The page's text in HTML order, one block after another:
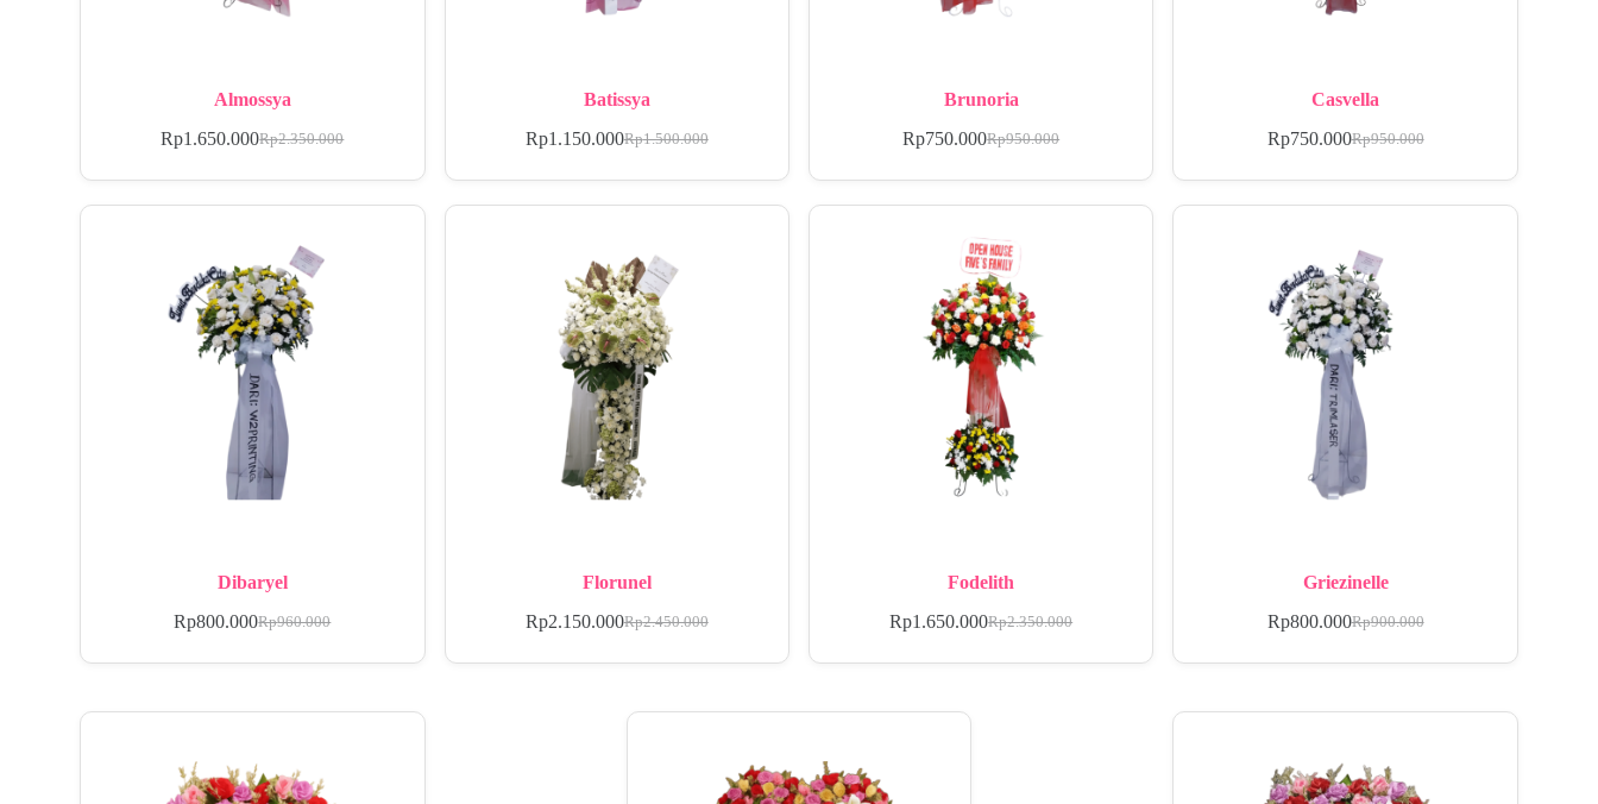
Almossya
Rp2.350.000
Rp1.650.000
Batissya
Rp1.500.000
Rp1.150.000
Brunoria
Rp950.000
Rp750.000
Casvella
Rp950.000
Rp750.000
Dibaryel
Rp960.000
Rp800.000
Florunel
Rp2.450.000
Rp2.150.000
Fodelith
Rp2.350.000
Rp1.650.000
Griezinelle
Rp900.000
Rp800.000